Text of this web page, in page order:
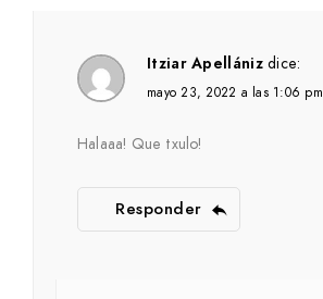
Itziar Apellániz dice:
mayo 23, 2022 a las 1:06 pm
Halaaa! Que txulo!
Responder